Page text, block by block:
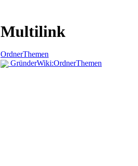
Multilink
OrdnerThemen
GründerWiki:OrdnerThemen